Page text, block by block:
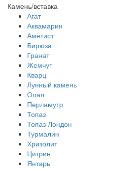
Камень/вставка
Агат
Аквамарин
Аметист
Бирюза
Гранат
Жемчуг
Кварц
Лунный камень
Опал
Перламутр
Топаз
Топаз Лондон
Турмалин
Хризолит
Цитрин
Янтарь